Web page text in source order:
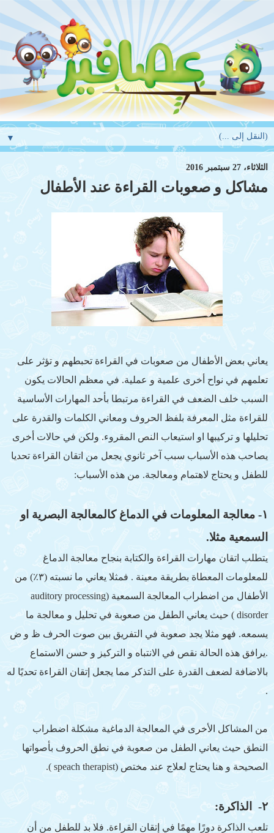
▼
الثلاثاء، 27 سبتمبر 2016
مشاكل و صعوبات القراءة عند الأطفال
يعاني بعض الأطفال من صعوبات في القراءة تحبطهم و تؤثر على
تعلمهم في نواح أخرى علمية و عملية. في معظم الحالات يكون
السبب خلف الضعف في القراءة مرتبطا بأحد المهارات الأساسية
للقراءة مثل المعرفة بلفظ الحروف ومعاني الكلمات والقدرة على
تحليلها و تركيبها او استيعاب النص المقروء. ولكن في حالات أخرى
يصاحب هذه الأسباب سبب آخر ثانوي يجعل من اتقان القراءة تحديا
للطفل و يحتاج لاهتمام ومعالجة. من هذه الأسباب:
١- معالجة المعلومات في الدماغ كالمعالجة البصرية او
السمعية مثلا.
يتطلب اتقان مهارات القراءة والكتابة بنجاح معالجة الدماغ
للمعلومات المعطاة بطريقة معينة . فمثلا يعاني ما نسبته (٣٪‏) من
الأطفال من اضطراب المعالجة السمعية (auditory processing
disorder ) حيث يعاني الطفل من صعوبة في تحليل و معالجة ما
يسمعه. فهو مثلا يجد صعوبة في التفريق بين صوت الحرف ظ و ض
.يرافق هذه الحالة نقص في الانتباه و التركيز و حسن الاستماع
بالاضافة لضعف القدرة على التذكر مما يجعل إتقان القراءة تحديًا له
.
من المشاكل الأخرى في المعالجة الدماغية مشكلة اضطراب
النطق حيث يعاني الطفل من صعوبة في نطق الحروف بأصواتها
الصحيحة و هنا يحتاج لعلاج عند مختص (speach therapist ).
٢- الذاكرة:
تلعب الذاكرة دورًا مهمًا في إتقان القراءة. فلا بد للطفل من أن